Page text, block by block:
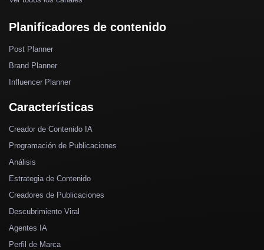
Planificadores de contenido
Post Planner
Brand Planner
Influencer Planner
Características
Creador de Contenido IA
Programación de Publicaciones
Análisis
Estrategia de Contenido
Creadores de Publicaciones
Descubrimiento Viral
Agentes IA
Perfil de Marca